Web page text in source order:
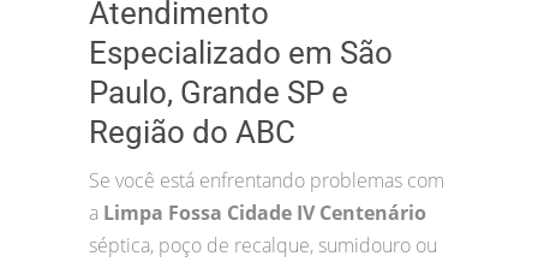
Atendimento
Especializado em São
Paulo, Grande SP e
Região do ABC
Se você está enfrentando problemas com
a Limpa Fossa Cidade IV Centenário
séptica, poço de recalque, sumidouro ou